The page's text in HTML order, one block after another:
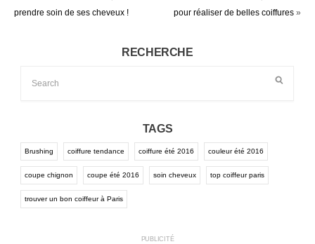
prendre soin de ses cheveux !
pour réaliser de belles coiffures »
RECHERCHE
TAGS
Brushing coiffure tendance coiffure été 2016 couleur été 2016
coupe chignon coupe été 2016 soin cheveux top coiffeur paris
trouver un bon coiffeur à Paris
PUBLICITÉ